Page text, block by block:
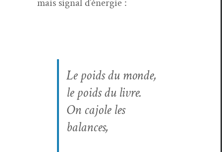
Le poids du monde,
le poids du livre.
On cajole les
balances,